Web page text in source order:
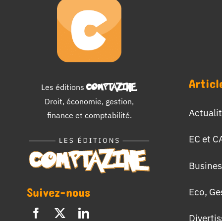
Les éditions COMPTAZINE.
Droit, économie, gestion,
finance et comptabilité.
Suivez-nous
EC et
Eco,